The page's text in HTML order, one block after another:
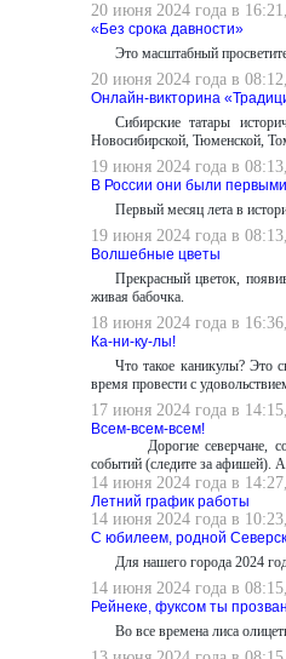
20 июня 2024 года в
«Без срока давности»
Это масштабный
20 июня 2024 года в
Онлайн-викторина
Сибирские татары
Новосибирской, Тюменской,
19 июня 2024 года в
В России они были первыми
Первый месяц лета в
19 июня 2024 года в
Волшебные цветы
Прекрасный цветок,
живая бабочка.
18 июня 2024 года в
Ка-ни-ку-лы!
Что такое каникулы? Это
время провести с
17 июня 2024 года в
Всем-всем-всем!
Дорогие северчане,
событий (следите за афишей).
14 июня 2024 года в
Летний график работы
14 июня 2024 года в
С юбилеем, родной
Для нашего города 2024
14 июня 2024 года в
Рейнеке, фуксом ты прозван
Во все времена лиса